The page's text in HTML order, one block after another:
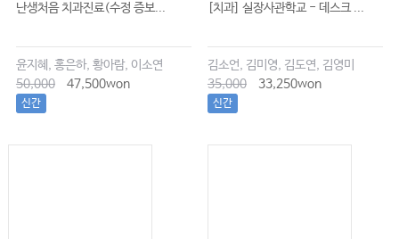
난생처음 치과진료(수정 증보...
윤지혜, 홍은하, 황아람, 이소연
50,000
47,500won
신간
[치과] 실장사관학교 - 데스크 ...
김소언, 김미영, 김도연, 김영미
35,000
33,250won
신간